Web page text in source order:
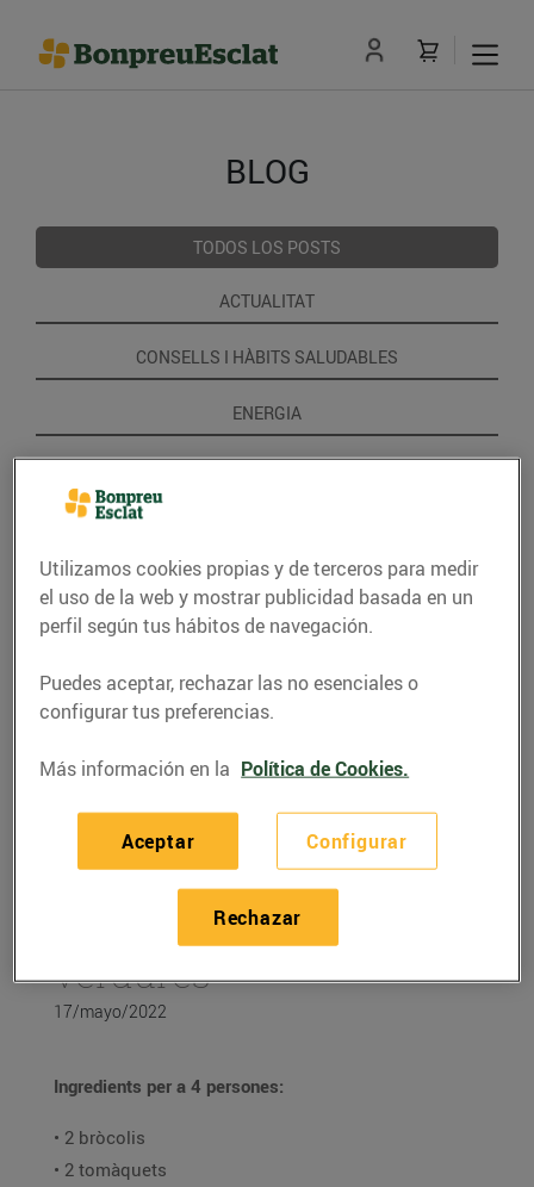
BLOG
TODOS LOS POSTS
ACTUALITAT
CONSELLS I HÀBITS SALUDABLES
ENERGIA
RECETAS
Cuscús de bròcoli de
verdures
17/mayo/2022
Ingredients per a 4 persones:
• 2 bròcolis
• 2 tomàquets
Utilizamos cookies propias y de terceros para medir
el uso de la web y mostrar publicidad basada en un
perfil según tus hábitos de navegación.
Puedes aceptar, rechazar las no esenciales o
configurar tus preferencias.
Más información en la Política de Cookies.
Configurar
Rechazar
Aceptar